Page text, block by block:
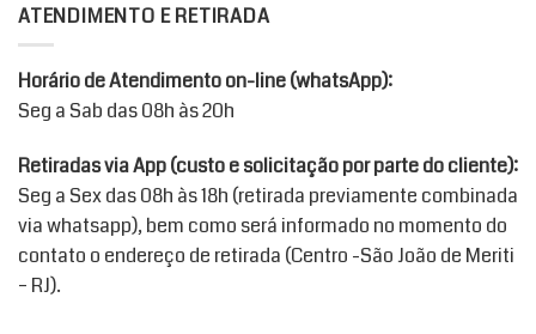
ATENDIMENTO E RETIRADA
Horário de Atendimento on-line (whatsApp):
Seg a Sab das 08h às 20h
Retiradas via App (custo e solicitação por parte do cliente):
Seg a Sex das 08h às 18h (retirada previamente combinada
via whatsapp), bem como será informado no momento do
contato o endereço de retirada (Centro -São João de Meriti
– RJ).